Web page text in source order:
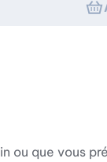
que vous